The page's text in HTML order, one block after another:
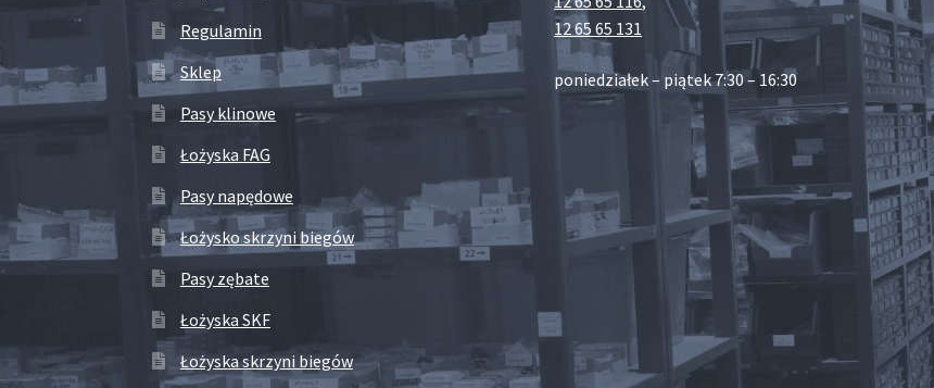
Regulamin
Sklep
Pasy klinowe
Łożyska FAG
Pasy napędowe
Łożysko skrzyni biegów
Pasy zębate
Łożyska SKF
Łożyska skrzyni biegów
12 65 65 131
poniedziałek – piątek 7:30 – 16:30